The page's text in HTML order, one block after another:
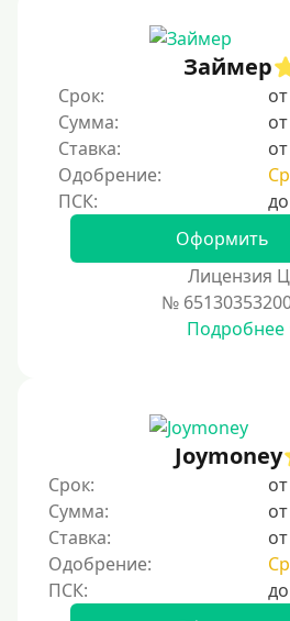
Займер
Срок:
Сумма:
Ставка:
Одобрение:
Оформить
Лицензия
№
Подробнее
Joymoney
Срок:
Сумма:
Ставка:
Одобрение: